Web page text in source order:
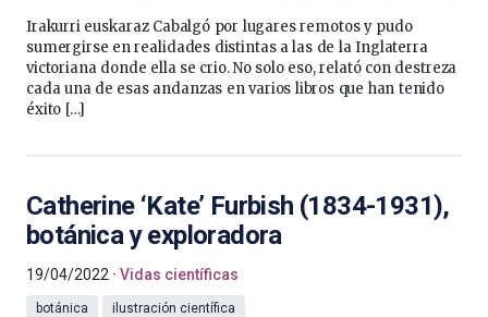
Irakurri euskaraz Cabalgó por lugares remotos y pudo
sumergirse en realidades distintas a las de la Inglaterra
victoriana donde ella se crio. No solo eso, relató con destreza
cada una de esas andanzas en varios libros que han tenido
éxito […]
Catherine ‘Kate’ Furbish (1834-1931),
botánica y exploradora
19/04/2022 Vidas científicas
botánica ilustración científica